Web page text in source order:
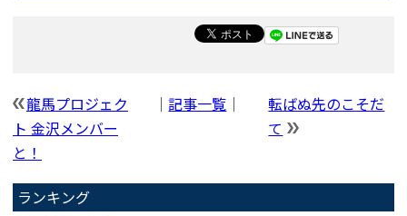
転ばぬ先のこそだ
て
｜記事一覧 ｜
龍馬プロジェク
ト 金沢メンバー
と！
ランキング